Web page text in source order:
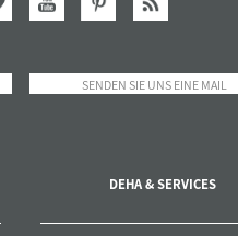
SENDEN SIE UNS EINE MAIL
DEHA & SERVICES